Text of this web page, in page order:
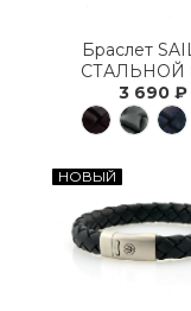
Браслет
СТАЛЬНОЙ
3 690 ₽
НОВЫЙ